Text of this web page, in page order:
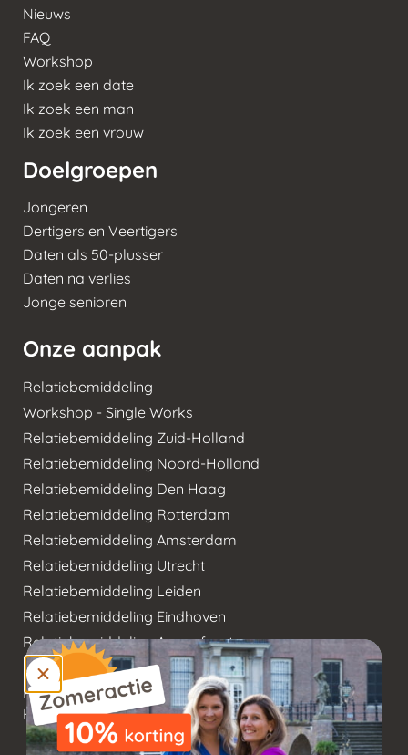
Nieuws
FAQ
Workshop
Ik zoek een date
Ik zoek een man
Ik zoek een vrouw
Doelgroepen
Jongeren
Dertigers en Veertigers
Daten als 50-plusser
Daten na verlies
Jonge senioren
Onze aanpak
Relatiebemiddeling
Workshop - Single Works
Relatiebemiddeling Zuid-Holland
Relatiebemiddeling Noord-Holland
Relatiebemiddeling Den Haag
Relatiebemiddeling Rotterdam
Relatiebemiddeling Amsterdam
Relatiebemiddeling Utrecht
Relatiebemiddeling Leiden
Relatiebemiddeling Eindhoven
Relatiebemiddeling Amersfoort
Relatiebemiddeling Tilburg
Relatiebemiddeling 's-
Hertogenbosch